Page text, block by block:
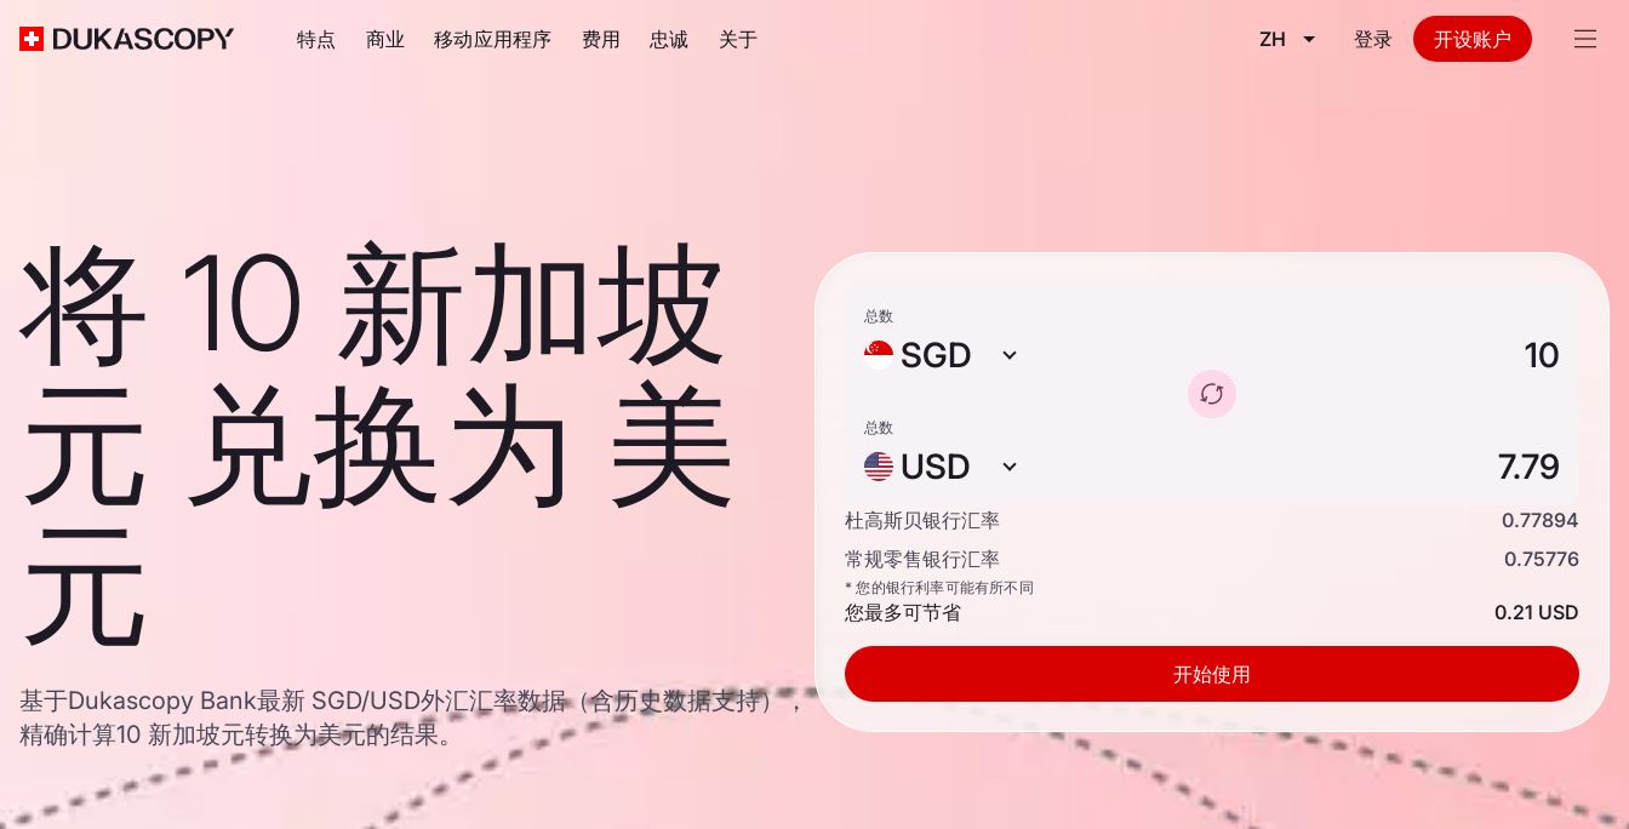
特点 商业 移动应用程序 费用 忠诚 关于 ZH 登录 开设账户
将 10 新加坡
元 兑换为 美
元
基于Dukascopy Bank最新 SGD/USD外汇汇率数据（含历史数据支持），
精确计算10 新加坡元转换为美元的结果。
总数
SGD
总数
USD
杜高斯贝银行汇率
0.77894
常规零售银行汇率
0.75776
* 您的银行利率可能有所不同
您最多可节省 0.21 USD
开始使用